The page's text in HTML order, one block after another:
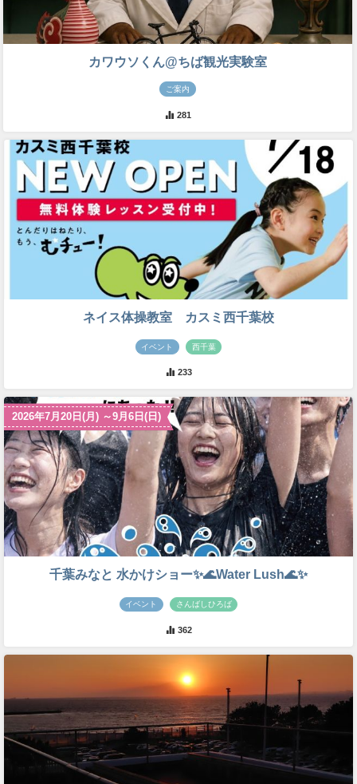
カワウソくん@ちば観光実験室
ご案内
281
ネイス体操教室 カスミ西千葉校
イベント 西千葉
233
2026年7月20日(月) ～9月6日(日)
千葉みなと 水かけショー✨🌊Water Lush🌊✨
イベント さんばしひろば
362